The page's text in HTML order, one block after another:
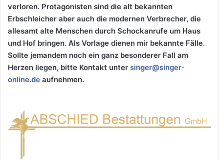
verloren. Protagonisten sind die alt bekannten
Erbschleicher aber auch die modernen Verbrecher, die
allesamt alte Menschen durch Schockanrufe um Haus
und Hof bringen. Als Vorlage dienen mir bekannte Fälle.
Sollte jemandem noch ein ganz besonderer Fall am
Herzen liegen, bitte Kontakt unter singer@singer-
online.de aufnehmen.